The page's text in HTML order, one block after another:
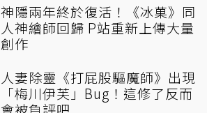
神隱兩年終於復活！《冰菓》同
人神繪師回歸 P站重新上傳大量
創作
人妻除靈《打屁股驅魔師》出現
「梅川伊芙」Bug！這修了反而
會被負評吧